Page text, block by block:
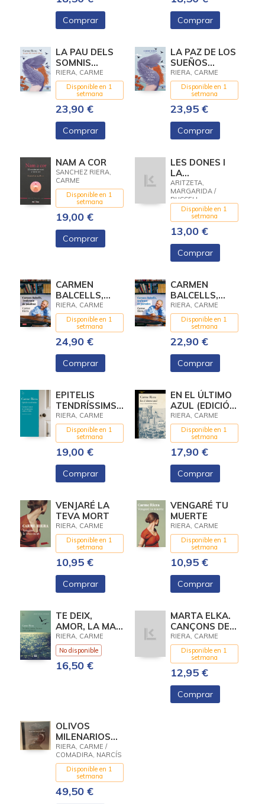
Comprar Comprar
LA PAU DELS
SOMNIS
FELIÇOS
RIERA, CARME
Disponible en 1
setmana
23,90 €
Comprar
LA PAZ DE LOS
SUEÑOS
FELICES
RIERA, CARME
Disponible en 1
setmana
23,95 €
Comprar
NAM A COR
SANCHEZ RIERA,
CARME
Disponible en 1
setmana
19,00 €
Comprar
LES DONES I
LA
LITERATURA
CATALANA
ARITZETA,
MARGARIDA /
RUSSELL,
ELIZABETH / OLIVER,
MARIA-ANTÒNIA /
MARÇAL, MARIA-
MERCÈ / RIERA,
Disponible en 1
setmana
13,00 €
Comprar
CARMEN
BALCELLS,
TRAFICANTE
DE PALABRAS
RIERA, CARME
Disponible en 1
setmana
24,90 €
Comprar
CARMEN
BALCELLS,
TRAFICANT DE
PARAULES
RIERA, CARME
Disponible en 1
setmana
22,90 €
Comprar
EPITELIS
TENDRÍSSIMS I
CONTRA
L'AMOR EN
COMPANYIA I
ALTRES
RELATS
RIERA, CARME
Disponible en 1
setmana
19,00 €
Comprar
EN EL ÚLTIMO
AZUL (EDICIÓN
CONMEMORATIVA
POR EL 25º
ANIVERSARIO
DE LA
PUBLICACIÓ
RIERA, CARME
Disponible en 1
setmana
17,90 €
Comprar
VENJARÉ LA
TEVA MORT
RIERA, CARME
Disponible en 1
setmana
10,95 €
Comprar
VENGARÉ TU
MUERTE
RIERA, CARME
Disponible en 1
setmana
10,95 €
Comprar
TE DEIX,
AMOR, LA MAR
COM A
PENYORA (40
ANIV.)
RIERA, CARME
No disponible
16,50 €
MARTA ELKA.
CANÇONS DE
MATERNITAT
(CD)
RIERA, CARME
Disponible en 1
setmana
12,95 €
Comprar
OLIVOS
MILENARIOS
DE MALLORCA
(ING-CAT)
RIERA, CARME /
COMADIRA, NARCÍS
Disponible en 1
setmana
49,50 €